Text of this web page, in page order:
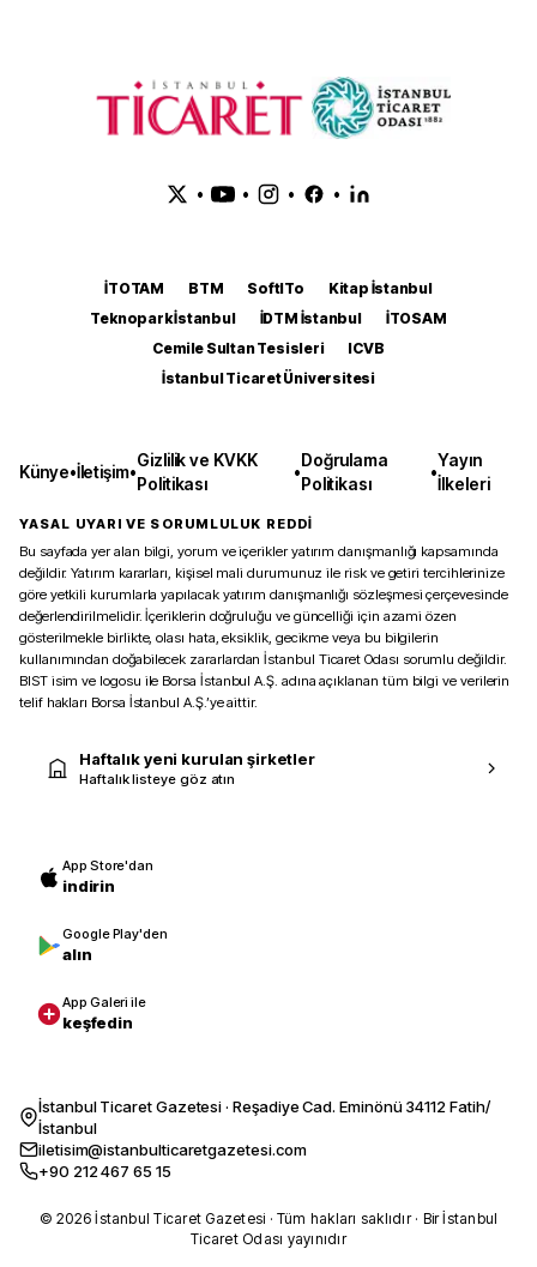
• • • •
İTOTAM BTM SoftITo
Kitap İstanbul
Teknopark İstanbul
İDTM İstanbul
İTOSAM
Cemile Sultan Tesisleri
ICVB
İstanbul Ticaret Üniversitesi
Künye•İletişim•
Gizlilik ve KVKK
Politikası
•
Doğrulama
Politikası
•
Yayın
İlkeleri
YASAL UYARI VE SORUMLULUK REDDİ
Bu sayfada yer alan bilgi, yorum ve içerikler yatırım danışmanlığı kapsamında
değildir. Yatırım kararları, kişisel mali durumunuz ile risk ve getiri tercihlerinize
göre yetkili kurumlarla yapılacak yatırım danışmanlığı sözleşmesi çerçevesinde
değerlendirilmelidir. İçeriklerin doğruluğu ve güncelliği için azami özen
gösterilmekle birlikte, olası hata, eksiklik, gecikme veya bu bilgilerin
kullanımından doğabilecek zararlardan İstanbul Ticaret Odası sorumlu değildir.
BIST isim ve logosu ile Borsa İstanbul A.Ş. adına açıklanan tüm bilgi ve verilerin
telif hakları Borsa İstanbul A.Ş.’ye aittir.
Haftalık yeni kurulan şirketler
Haftalık listeye göz atın
App Store'dan
indirin
Google Play'den
alın
App Galeri ile
keşfedin
İstanbul Ticaret Gazetesi · Reşadiye Cad. Eminönü 34112 Fatih/
İstanbul
iletisim@istanbulticaretgazetesi.com
+90 212 467 65 15
© 2026 İstanbul Ticaret Gazetesi · Tüm hakları saklıdır · Bir İstanbul
Ticaret Odası yayınıdır